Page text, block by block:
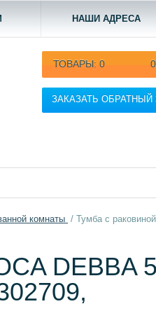
НАШИ АДРЕСА
ТОВАРЫ: 0
ЗАКАЗАТЬ ОБРАТНЫЙ
комнаты / Тумба с
DEBBA